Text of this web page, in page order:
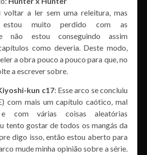
a ler sem uma releitura, mas
estou muito perdido com as
não estou conseguindo assim
como deveria. Deste modo,
a obra pouco a pouco para que, no
a escrever sobre.
kun c17: Esse arco se concluiu
com mais um capítulo caótico, mal
e com várias coisas aleatórias
tento gostar de todos os mangás da
digo isso, então estou aberto para
mude minha opinião sobre a série.